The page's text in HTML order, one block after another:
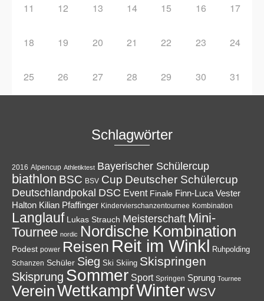
11 12 13 14 15 16 17
18 19 20 21 22 23 24
25 26 27 28 29 30 31
Schlagwörter
2016 Alpencup Athletiktest Bayerischer Schülercup
biathlon BSC BSV Cup Deutscher Schülercup
Deutschlandpokal DSC Event Finale Finn-Luca Vester
Halton Kilian Pfaffinger Kindervierschanzentournee Kombination
Langlauf Lukas Strauch Meisterschaft Mini-
Tournee nordic Nordische Kombination
Podest power Reisen Reit im Winkl Ruhpolding
Schanzen Schüler Sieg Ski Skiing Skispringen
Skisprung Sommer Sport Springen Sprung Tournee
VereinWettkampfWinterWSV